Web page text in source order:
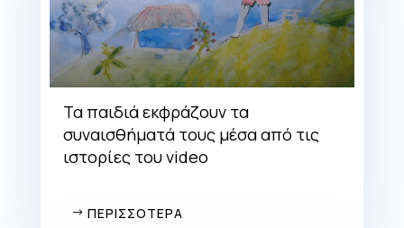
Τα παιδιά εκφράζουν τα
συναισθήματά τους μέσα από τις
ιστορίες του video
ΠΕΡΙΣΣΟΤΕΡΑ